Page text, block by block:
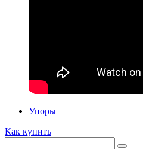
Упоры
Как купить